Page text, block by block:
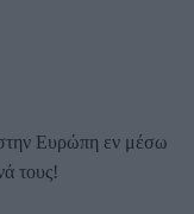
στην Ευρώπη εν μέσω
τους!